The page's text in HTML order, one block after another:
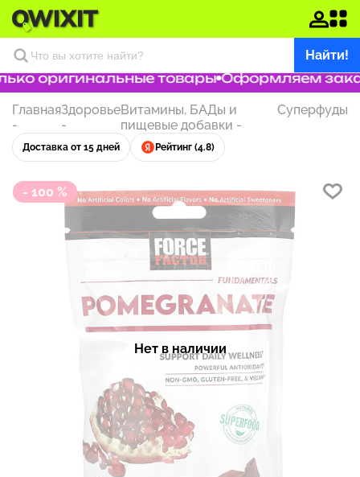
Найти!
оригинальные товары Оформляем заказ
Главная
-
Здоровье
-
Витамины, БАДы и
пищевые добавки -
Суперфуды
Доставка от 15 дней Рейтинг (4.8)
- 100 %
Нет в наличии